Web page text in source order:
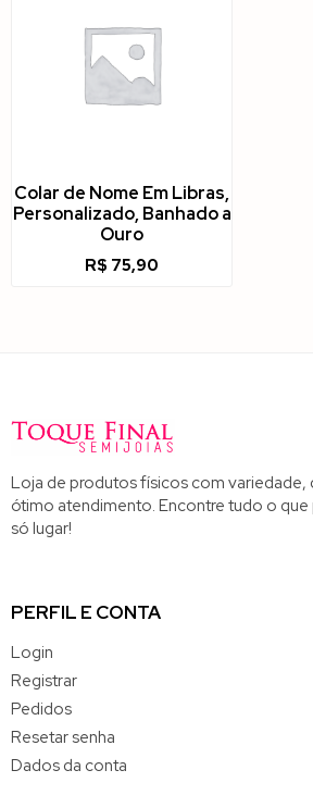
Colar de Nome Em Libras,
Personalizado, Banhado a
Ouro
R$ 75,90
Loja de produtos físicos com variedade,
ótimo atendimento. Encontre tudo o que
só lugar!
PERFIL E CONTA
Login
Registrar
Pedidos
Resetar senha
Dados da conta